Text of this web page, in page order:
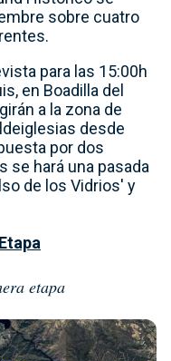
sobre cuatro
para las 15:00h
en Boadilla del
a la zona de
desde
por dos
se hará una pasada
de los Vidrios' y
etapa